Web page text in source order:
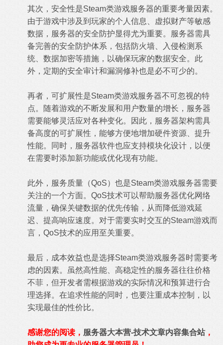
其次，安全性是Steam类游戏服务器的重要考量因素。
由于游戏中涉及到玩家的个人信息、虚拟财产等敏感
数据，服务器的安全防护显得尤为重要。服务器需具
备完善的安全防护体系，包括防火墙、入侵检测系
统、数据加密等措施，以确保玩家的数据安全。此
外，定期的安全审计和漏洞修补也是必不可少的。
再者，可扩展性是Steam类游戏服务器不可忽视的特
点。随着游戏的不断发展和用户数量的增长，服务器
需要能够灵活应对各种变化。因此，服务器架构需具
备高度的可扩展性，能够方便地增加硬件资源、提升
性能。同时，服务器软件也应支持模块化设计，以便
在需要时添加新功能或优化现有功能。
此外，服务质量（QoS）也是Steam类游戏服务器需要
关注的一个方面。QoS技术可以帮助服务器优化网络
流量，确保关键数据的优先传输，从而降低游戏延
迟、提高响应速度。对于需要实时交互的Steam游戏而
言，QoS技术的应用至关重要。
最后，成本效益也是选择Steam类游戏服务器时需要考
虑的因素。虽然高性能、高稳定性的服务器往往价格
不菲，但开发者需根据游戏的实际情况和预算进行合
理选择。在追求性能的同时，也要注重成本控制，以
实现最佳的性价比。
感谢您的阅读， 服务器大本营-技术文章内容集合站，